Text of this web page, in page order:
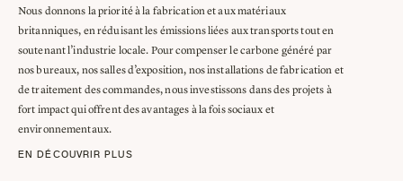
Nous donnons la priorité à la fabrication et aux matériaux
britanniques, en réduisant les émissions liées aux transports tout en
soutenant l’industrie locale. Pour compenser le carbone généré par
nos bureaux, nos salles d’exposition, nos installations de fabrication et
de traitement des commandes, nous investissons dans des projets à
fort impact qui offrent des avantages à la fois sociaux et
environnementaux.
EN DÉCOUVRIR PLUS